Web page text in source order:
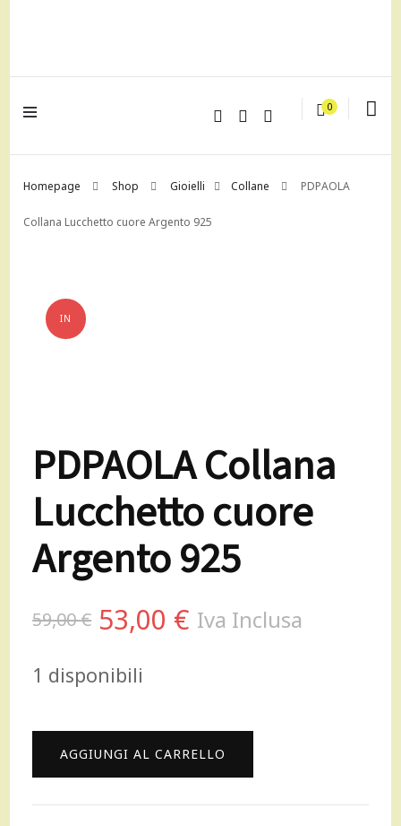
0
Homepage Shop Gioielli Collane PDPAOLA
Collana Lucchetto cuore Argento 925
IN
PDPAOLA Collana
Lucchetto cuore
Argento 925
59,00€ Il
era:
59,00 €.
53,00 € Il
è:
53,00 €.
Iva Inclusa
1 disponibili
PDPAOLA
Collana
Lucchetto
AGGIUNGI AL CARRELLO